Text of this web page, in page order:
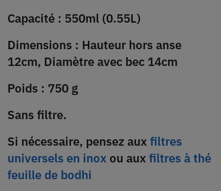
Capacité : 550ml (0.55L)
Dimensions : Hauteur hors anse
12cm, Diamètre avec bec 14cm
Poids : 750 g
Sans filtre.
Si nécessaire, pensez auxfiltres
universels en inox ou auxfiltres à thé
feuille de bodhi